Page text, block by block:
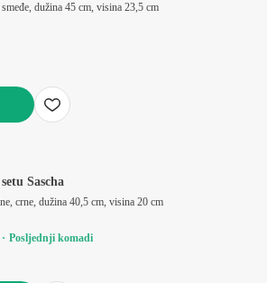
dužina 45 cm, visina 23,5 cm
Sascha
crne, dužina 40,5 cm, visina 20 cm
Posljednji komadi